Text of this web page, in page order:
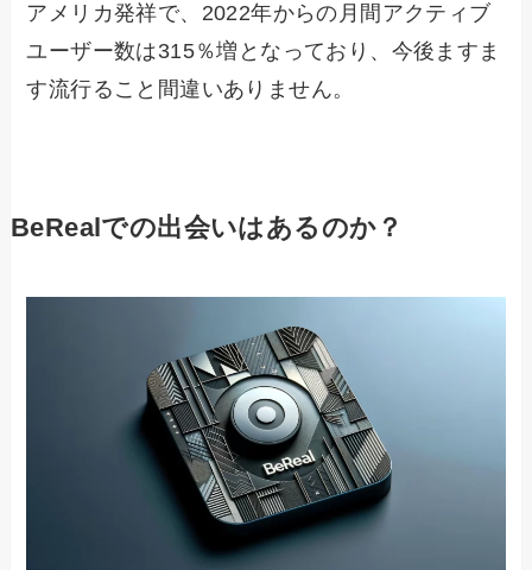
アメリカ発祥で、2022年からの月間アクティブ
ユーザー数は315％増となっており、今後ますま
す流行ること間違いありません。
BeRealでの出会いはあるのか？